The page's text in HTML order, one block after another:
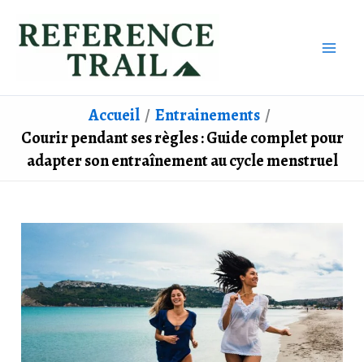
Accueil
Entrainements
Courir pendant ses règles : Guide complet pour
adapter son entraînement au cycle menstruel